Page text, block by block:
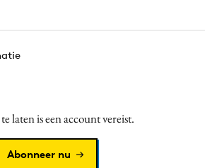
laten is een account vereist.
Abonneer nu